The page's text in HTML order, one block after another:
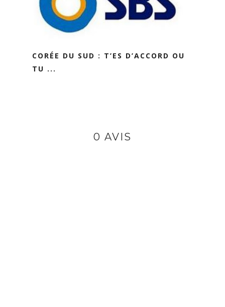
CORÉE DU SUD : T’ES D’ACCORD OU
TU ...
0 AVIS